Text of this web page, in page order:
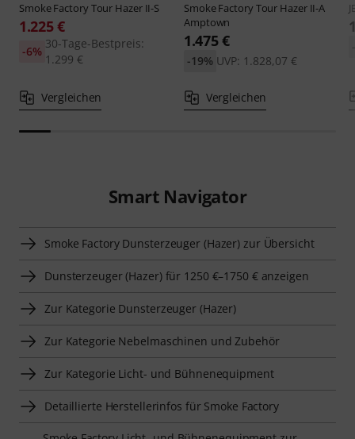
Smoke Factory Tour Hazer II-S
1.225 €
30-Tage-Bestpreis:
1.299 €
-6%
Vergleichen
Smoke Factory Tour Hazer II-A
Amptown
1.475 €
UVP: 1.828,07 €
-19%
Vergleichen
Smart Navigator
Smoke Factory Dunsterzeuger (Hazer) zur Übersicht
Dunsterzeuger (Hazer) für 1250 €–1750 € anzeigen
Zur Kategorie Dunsterzeuger (Hazer)
Zur Kategorie Nebelmaschinen und Zubehör
Zur Kategorie Licht- und Bühnenequipment
Detaillierte Herstellerinfos für Smoke Factory